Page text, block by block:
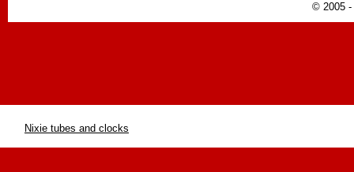
© 2005 -
Nixie tubes and clocks